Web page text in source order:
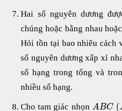
Hai số nguyên dương
chúng hoặc bằng nhau
Hỏi tồn tại bao nhiêu cách
số nguyên dương xấp xỉ
số hạng trong tổng và
nhiều số hạng.
Cho tam giác nhọn ABC (